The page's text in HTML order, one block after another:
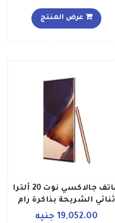
تقنية 5G إصدار الشرق
الأوسط، لون كريمي
عرض المنتج
هاتف جالاكسي نوت 20 ألترا
ثنائي الشريحة بذاكرة رام
سعة 8 جيجابايت وذاكرة
19,052.00 جنيه